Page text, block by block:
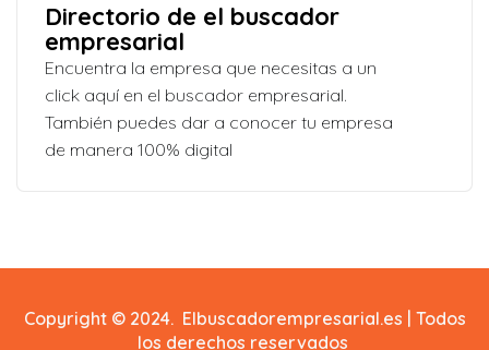
Directorio de el buscador
empresarial
Encuentra la empresa que necesitas a un
click aquí en el buscador empresarial.
También puedes dar a conocer tu empresa
de manera 100% digital
Copyright © 2024. Elbuscadorempresarial.es | Todos
los derechos reservados